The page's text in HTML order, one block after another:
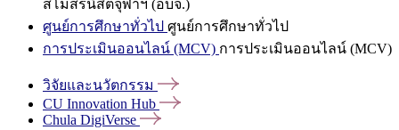
สโมสรนิสิตจุฬาฯ (อบจ.)
ศูนย์การศึกษาทั่วไป ศูนย์การศึกษาทั่วไป
การประเมินออนไลน์ (MCV) การประเมินออนไลน์ (MCV)
วิจัยและนวัตกรรม
CU Innovation Hub
Chula DigiVerse